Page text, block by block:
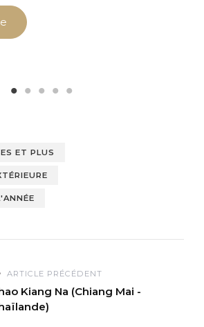
ET PLUS
ARTICLE PRÉCÉDENT
Kiang Na (Chiang Mai -